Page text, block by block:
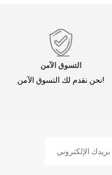
التسوق الآمن
نحن نقدم لك التسوق الآمن!